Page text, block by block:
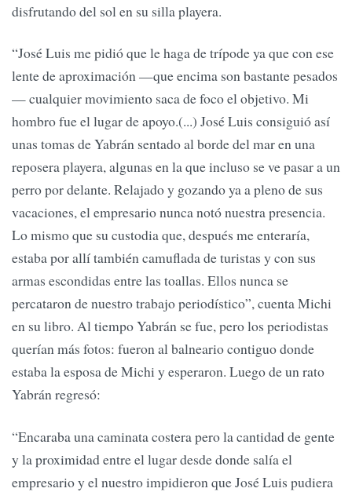
disfrutando del sol en su silla playera.
“José Luis me pidió que le haga de trípode ya que con ese
lente de aproximación —que encima son bastante pesados
— cualquier movimien­to saca de foco el objetivo. Mi
hombro fue el lugar de apoyo.(...) José Luis consiguió así
unas tomas de Yabrán sentado al borde del mar en una
reposera playera, algunas en la que incluso se ve pasar a un
perro por delante. Relajado y gozando ya a pleno de sus
vacaciones, el empresario nunca notó nuestra presencia.
Lo mismo que su custodia que, después me enteraría,
estaba por allí también camuflada de turistas y con sus
armas escondidas entre las toallas. Ellos nunca se
percataron de nuestro trabajo periodístico”, cuenta Michi
en su libro. Al tiempo Yabrán se fue, pero los periodistas
querían más fotos: fueron al balneario contiguo donde
estaba la esposa de Michi y esperaron. Luego de un rato
Yabrán regresó:
“Encaraba una caminata costera pero la cantidad de gente
y la proximidad entre el lugar desde donde salía el
empresario y el nuestro impidieron que José Luis pudiera